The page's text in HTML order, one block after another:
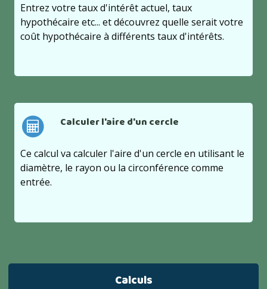
Entrez votre taux d'intérêt actuel, taux
hypothécaire etc... et découvrez quelle serait votre
coût hypothécaire à différents taux d'intérêts.
Calculer l'aire d'un cercle
Ce calcul va calculer l'aire d'un cercle en utilisant le
diamètre, le rayon ou la circonférence comme
entrée.
Calculs